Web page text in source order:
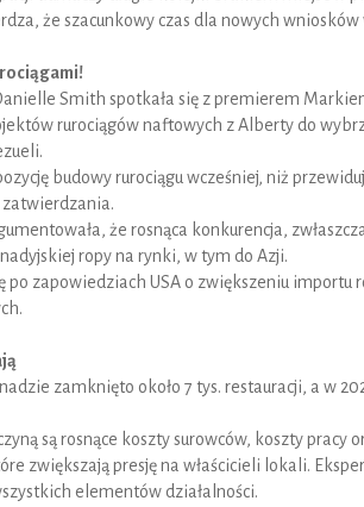
że szacunkowy czas dla nowych
Smith spotkała się z premierem
rurociągów naftowych z Alberty do
budowy rurociągu wcześniej, niż
zatwierdzania.
że rosnąca konkurencja,
ropy na rynki, w tym do Azji.
po zapowiedziach USA o zwiększeniu importu
zamknięto około 7 tys. restauracji, a w
są rosnące koszty surowców, koszty
zwiększają presję na właścicieli lokali.
elementów działalności.